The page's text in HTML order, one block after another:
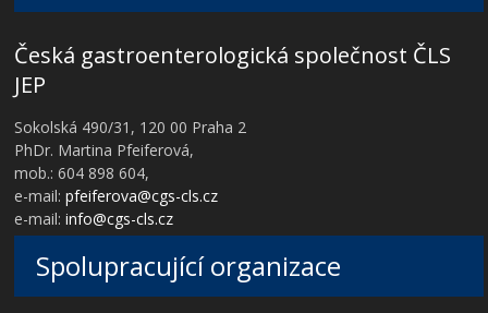
Česká gastroenterologická společnost ČLS
JEP
Sokolská 490/31, 120 00 Praha 2
PhDr. Martina Pfeiferová,
mob.: 604 898 604,
e-mail:pfeiferova@cgs-cls.cz
e-mail:info@cgs-cls.cz
Spolupracující organizace